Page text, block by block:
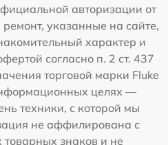
авторизации от
указанные на сайте,
характер и
согласно п. 2 ст. 437
торговой марки Fluke
целях —
техники, с которой мы
не аффилирована с
знаков и не